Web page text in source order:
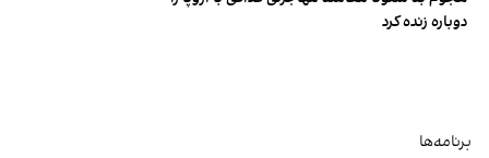
دوباره زنده کرد
برنامه‌ها